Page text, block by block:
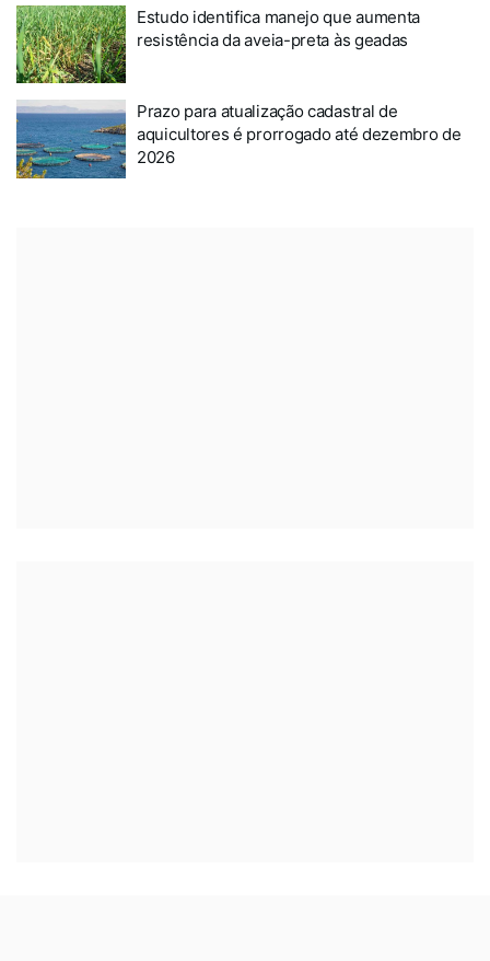
Estudo identifica manejo que aumenta
resistência da aveia-preta às geadas
Prazo para atualização cadastral de
aquicultores é prorrogado até dezembro de
2026